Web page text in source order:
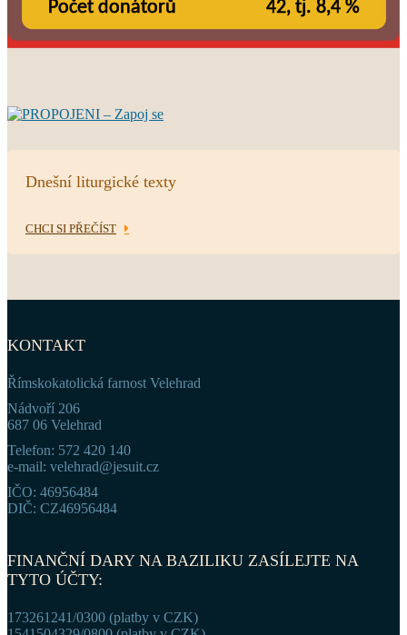
Dnešní liturgické texty
CHCI SI PŘEČÍST
KONTAKT
Římskokatolická farnost Velehrad
Nádvoří 206
687 06 Velehrad
Telefon: 572 420 140
e-mail: velehrad@jesuit.cz
IČO: 46956484
DIČ: CZ46956484
FINANČNÍ DARY NA BAZILIKU ZASÍLEJTE NA
TYTO ÚČTY:
173261241/0300 (platby v CZK)